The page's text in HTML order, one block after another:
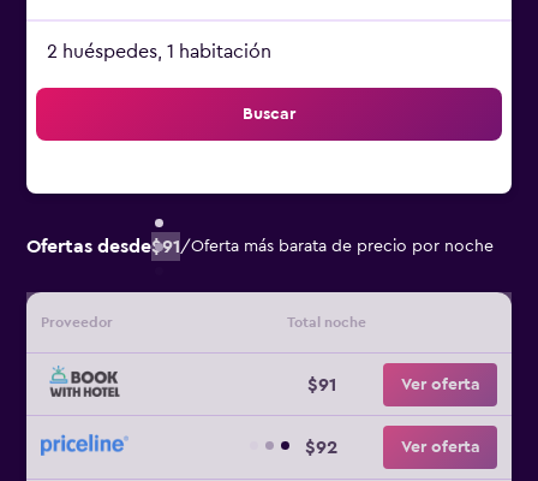
2 huéspedes, 1 habitación
Buscar
Ofertas desde$91/Oferta más barata de precio por noche
Proveedor Total noche
$91 Ver oferta
$92 Ver oferta